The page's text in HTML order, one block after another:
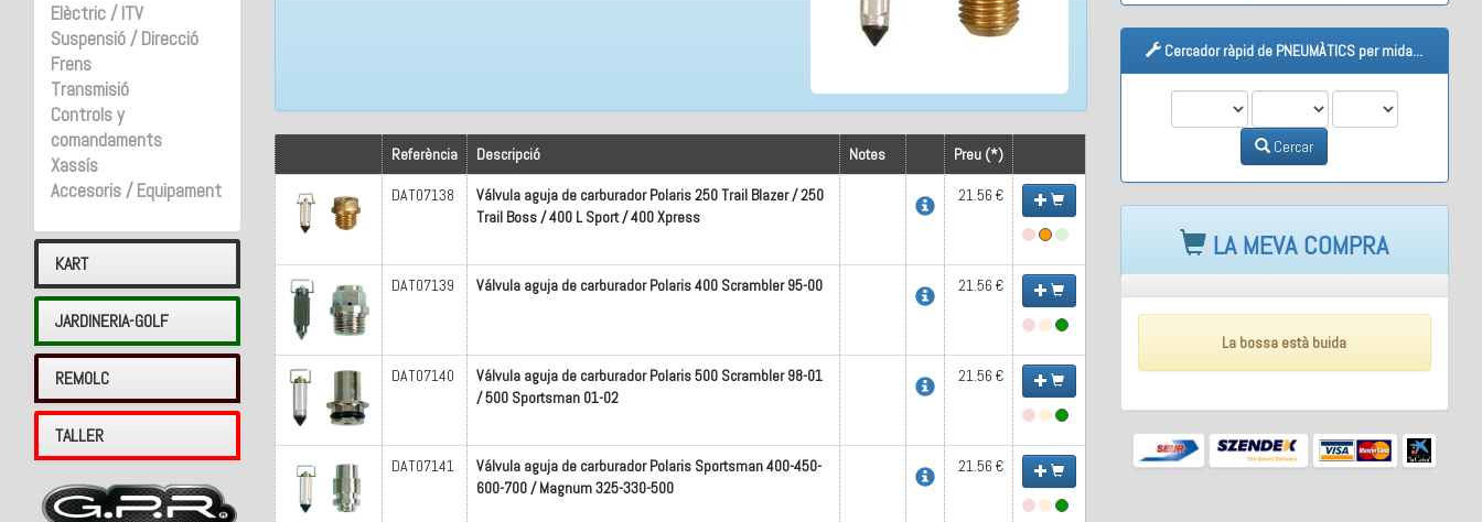
Elèctric / ITV
Suspensió / Direcció
Frens
Transmisió
Controls y
comandaments
Xassís
Accesoris / Equipament
KART
JARDINERIA-GOLF
REMOLC
TALLER
Referència Descripció Notes Preu (*)
DAT07138
Válvula aguja de carburador Polaris 250 Trail Blazer / 250
Trail Boss / 400 L Sport / 400 Xpress
21.56 €
DAT07139 Válvula aguja de carburador Polaris 400 Scrambler 95-00 21.56 €
DAT07140
Válvula aguja de carburador Polaris 500 Scrambler 98-01
/ 500 Sportsman 01-02
21.56 €
DAT07141
Válvula aguja de carburador Polaris Sportsman 400-450-
600-700 / Magnum 325-330-500
21.56 €
Cercador ràpid de PNEUMÀTICS per mida...
M1 M2 M3
Cercar
LA MEVA COMPRA
La bossa està buida